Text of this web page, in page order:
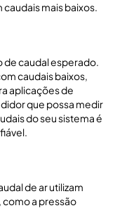
mais baixos.
de caudal esperado.
caudais baixos,
aplicações de
que possa medir
do seu sistema é
de ar utilizam
como a pressão